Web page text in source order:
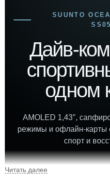
SUUNTO
Дайв-
одном
AMOLED 1,43″,
режимы и офлайн-карты
спорт и